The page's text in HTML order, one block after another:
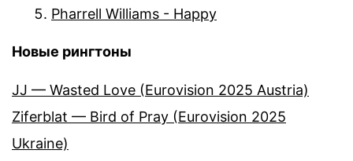
Pharrell Williams - Happy
Новые рингтоны
JJ — Wasted Love (Eurovision 2025 Austria)
Ziferblat — Bird of Pray (Eurovision 2025
Ukraine)